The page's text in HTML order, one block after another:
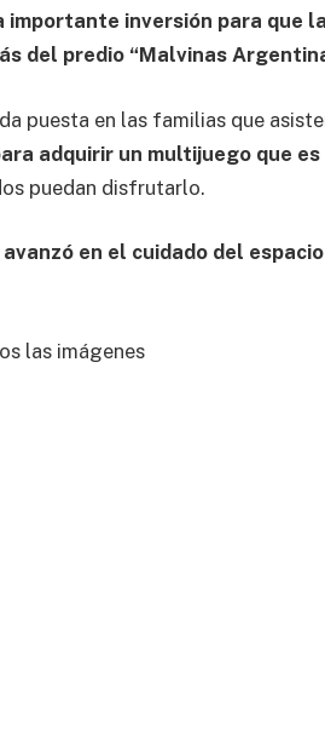
importante inversión para que
del predio “Malvinas
puesta en las familias que
adquirir un multijuego que
puedan disfrutarlo.
avanzó en el cuidado del
las imágenes